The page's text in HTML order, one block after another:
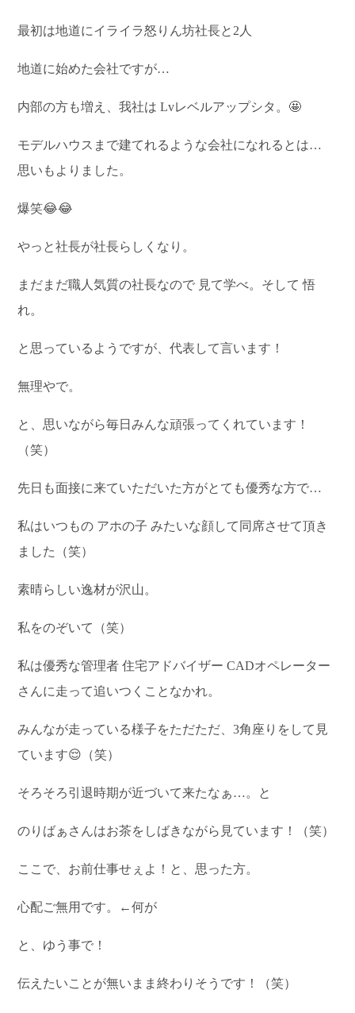
最初は地道にイライラ怒りん坊社長と2人
地道に始めた会社ですが…
内部の方も増え、我社は Lvレベルアップシタ。🤩
モデルハウスまで建てれるような会社になれるとは…
思いもよりました。
爆笑😂😂
やっと社長が社長らしくなり。
まだまだ職人気質の社長なので 見て学べ。そして 悟
れ。
と思っているようですが、代表して言います！
無理やで。
と、思いながら毎日みんな頑張ってくれています！
（笑）
先日も面接に来ていただいた方がとても優秀な方で…
私はいつもの アホの子 みたいな顔して同席させて頂き
ました（笑）
素晴らしい逸材が沢山。
私をのぞいて（笑）
私は優秀な管理者 住宅アドバイザー CADオペレーター
さんに走って追いつくことなかれ。
みんなが走っている様子をただただ、3角座りをして見
ています😌（笑）
そろそろ引退時期が近づいて来たなぁ…。と
のりばぁさんはお茶をしばきながら見ています！（笑）
ここで、お前仕事せぇよ！と、思った方。
心配ご無用です。←何が
と、ゆう事で！
伝えたいことが無いまま終わりそうです！（笑）